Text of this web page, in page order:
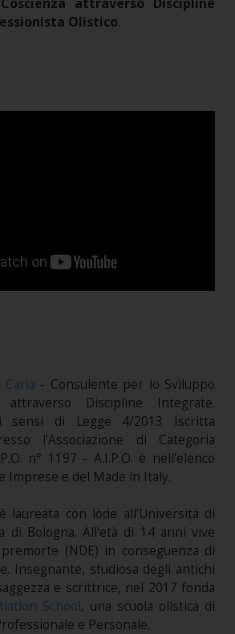
Olistico.
Caria - Consulente per lo Sviluppo
attraverso Discipline Integrate.
sensi di Legge 4/2013 Iscritta
l’Associazione di Categoria
n° 1197 - A.I.P.O. è nell’elenco
Imprese e del Made in Italy.
laureata con lode all’Università di
di Bologna. All'età di 14 anni vive
(NDE) in conseguenza di
Insegnante, studiosa degli antichi
e scrittrice, nel 2017 fonda
School, una scuola olistica di
e Personale.